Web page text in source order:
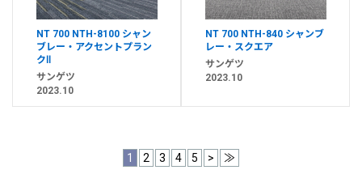
NT 700 NTH-8100 シャン
ブレー・アクセントプラン
クⅡ
サンゲツ
2023.10
NT 700 NTH-840 シャンブ
レー・スクエア
サンゲツ
2023.10
1 2 3 4 5 > ≫